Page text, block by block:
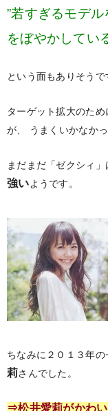
”若すぎるモデル
をぼやかしてい
という面もありそうで
ターゲット拡大のため
が、
うまくいかなか
まだまだ「ゼクシィ」
強いようです。
ちなみに２０１３年
莉さんでした。
⇒松井愛莉がかわ